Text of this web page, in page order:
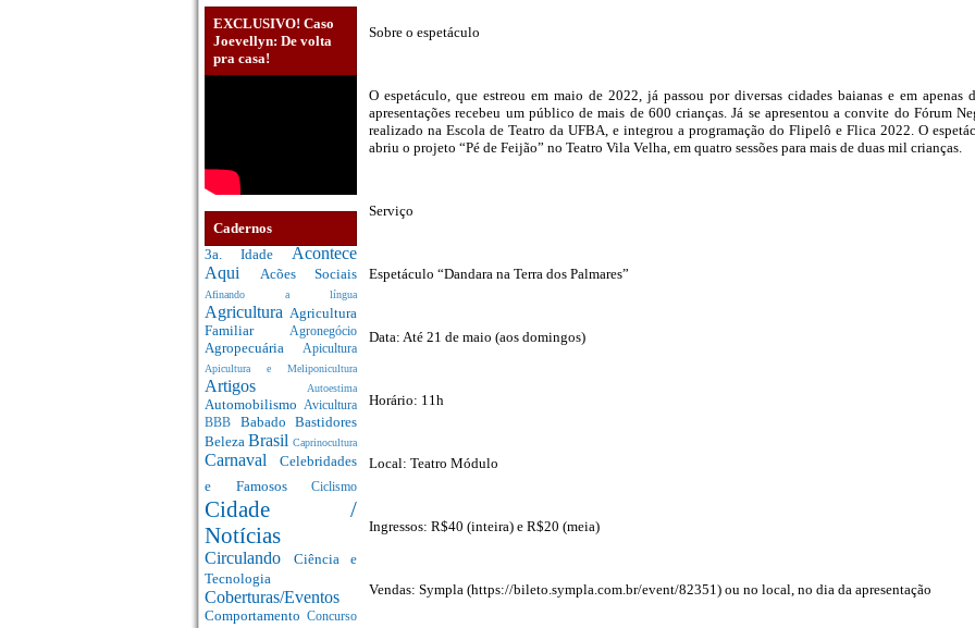
EXCLUSIVO! Caso
Joevellyn: De volta
pra casa!
Cadernos
3a. Idade Acontece
Aqui Acões Sociais
Afinando a língua
Agricultura Agricultura
Familiar Agronegócio
Agropecuária Apicultura
Apicultura e Meliponicultura
Artigos Autoestima
Automobilismo Avicultura
BBB Babado Bastidores
Beleza Brasil Caprinocultura
Carnaval Celebridades
e Famosos Ciclismo
Cidade /
Notícias
Circulando Ciência e
Tecnologia
Coberturas/Eventos
Comportamento Concurso
Sobre o espetáculo
O espetáculo, que estreou em maio de 2022, já passou por diversas cidades baianas e em apenas
apresentações recebeu um público de mais de 600 crianças. Já se apresentou a convite do Fórum
realizado na Escola de Teatro da UFBA, e integrou a programação do Flipelô e Flica 2022. O
abriu o projeto “Pé de Feijão” no Teatro Vila Velha, em quatro sessões para mais de duas mil crianças.
Serviço
Espetáculo “Dandara na Terra dos Palmares”
Data: Até 21 de maio (aos domingos)
Horário: 11h
Local: Teatro Módulo
Ingressos: R$40 (inteira) e R$20 (meia)
Vendas: Sympla (https://bileto.sympla.com.br/event/82351) ou no local, no dia da apresentação